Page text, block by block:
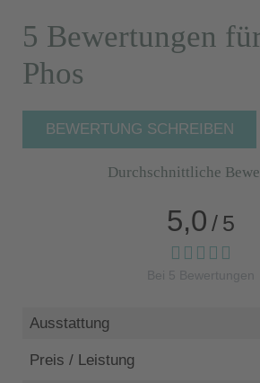
5 Bewertungen
Phos
BEWERTUNG SCHREIBEN
Durchschnittliche
5,0 / 5
Bei 5 Bewertungen
Ausstattung
Preis / Leistung